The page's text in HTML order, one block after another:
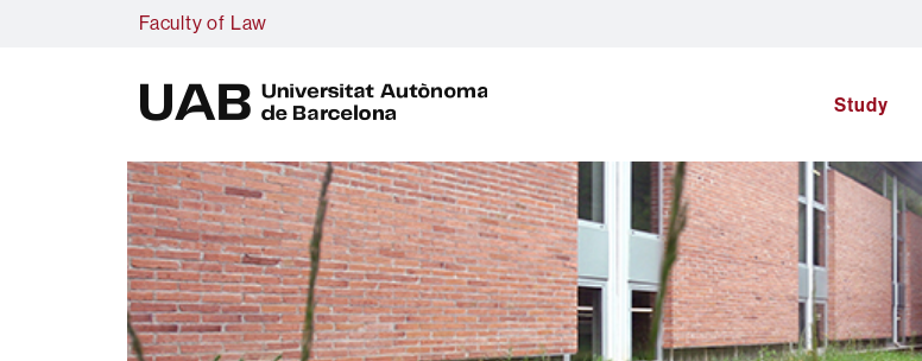
Faculty of Law
B
Study